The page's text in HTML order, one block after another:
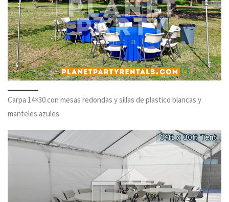
Carpa 14×30 con mesas redondas y sillas de plastico blancas y
manteles azules